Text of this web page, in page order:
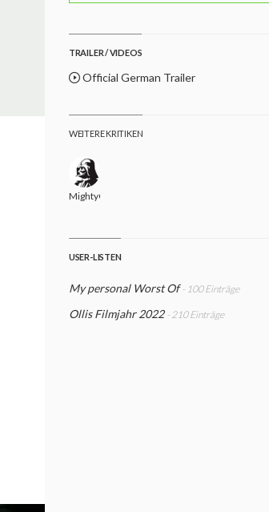
TRAILER / VIDEOS
Official German Trailer
WEITERE KRITIKEN
MightyG
USER-LISTEN
My personal Worst Of - 100 Einträge
Ollis Filmjahr 2022 - 210 Einträge